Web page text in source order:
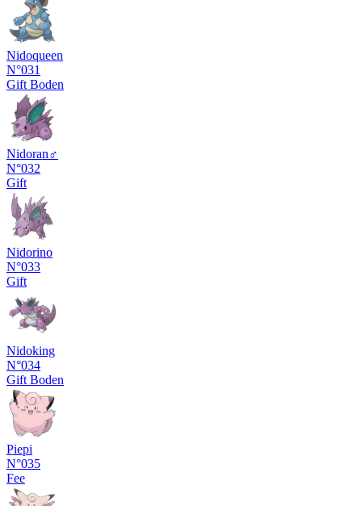
Nidoqueen
N°031
Gift Boden
Nidoran♂
N°032
Gift
Nidorino
N°033
Gift
Nidoking
N°034
Gift Boden
Piepi
N°035
Fee